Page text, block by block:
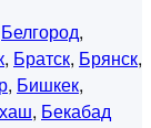
Белгород,
, Братск, Брянск,
, Бишкек,
, Бекабад